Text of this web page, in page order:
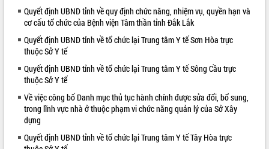
Khám bệnh, cấp phát thuốc miễn phí
và tặng quà người dân xã Cư Pui
Hội nghị UBND tỉnh Đắk Lắk thường kỳ
tháng 7/2026
Lễ truy tặng danh hiệu “Bà Mẹ Việt
Nam Anh hùng” và trao Huân chương
Lao động
UBND tỉnh Đắk Lắk triển khai nhiệm
vụ 6 tháng cuối năm 2026
Kỳ họp thứ Hai, Hội đồng nhân dân
ALBUM ẢNH
Quyết định UBND tỉnh về quy định chức năng, nhiệm vụ, quyền hạn và
cơ cấu tổ chức của Bệnh viện Tâm thần tỉnh Đắk Lắk
Quyết định UBND tỉnh về tổ chức lại Trung tâm Y tế Sơn Hòa trực
thuộc Sở Y tế
Quyết định UBND tỉnh về tổ chức lại Trung tâm Y tế Sông Cầu trực
thuộc Sở Y tế
Về việc công bố Danh mục thủ tục hành chính được sửa đổi, bổ sung,
trong lĩnh vực nhà ở thuộc phạm vi chức năng quản lý của Sở Xây
dựng
Quyết định UBND tỉnh về tổ chức lại Trung tâm Y tế Tây Hòa trực